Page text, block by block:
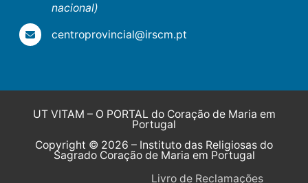
nacional)
centroprovincial@irscm.pt
UT VITAM – O PORTAL do Coração de Maria em
Portugal
Copyright © 2026 – Instituto das Religiosas do
Sagrado Coração de Maria em Portugal
Livro de Reclamações